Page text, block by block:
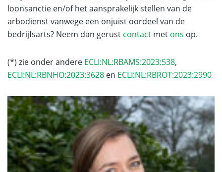
loonsanctie en/of het aansprakelijk stellen van de
arbodienst vanwege een onjuist oordeel van de
bedrijfsarts? Neem dan gerust contact met ons op.
(*) zie onder andere ECLI:NL:RBAMS:2023:538,
ECLI:NL:RBNHO:2023:3628 en ECLI:NL:RBROT:2023:2990